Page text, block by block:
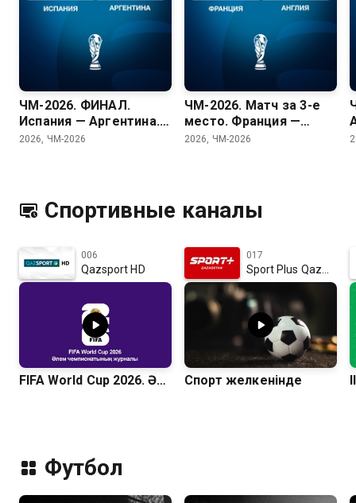
ЧМ-2026. ФИНАЛ.
Испания — Аргентина.
Обзор. 19.07.2026
2026, ЧМ-2026
ЧМ-2026. Матч за 3-е
место. Франция —
Англия. Обзор.
2026, ЧМ-2026
Спортивные каналы
006
Qazsport HD
FIFA World Cup 2026. Әлем чемпионатының журналы
017
Sport Plus Qazaqstan HD
Спорт желкенінде
Футбол